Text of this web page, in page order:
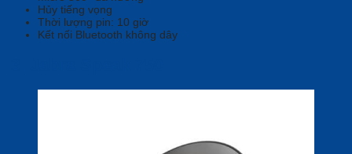
Hủy tiếng vọng
Thời lượng pin: 10 giờ
Kết nối Bluetooth không dây